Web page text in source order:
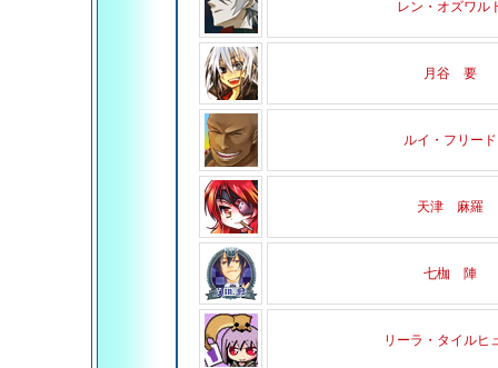
レン・オズワル
月谷 要
ルイ・フリード
天津 麻羅
七枷 陣
リーラ・タイルヒ